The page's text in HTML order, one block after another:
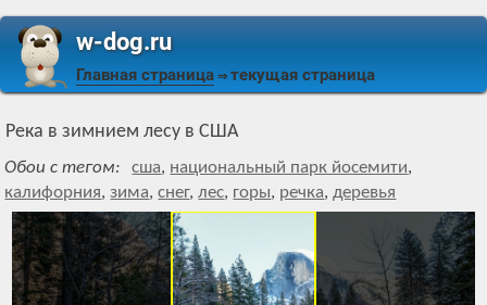
w-dog.ru
Главная страница ⇒ текущая страница
Река в зимнием лесу в США
Обои с тегом: сша, национальный парк йосемити,
калифорния,зима,снег,лес, горы, речка,деревья